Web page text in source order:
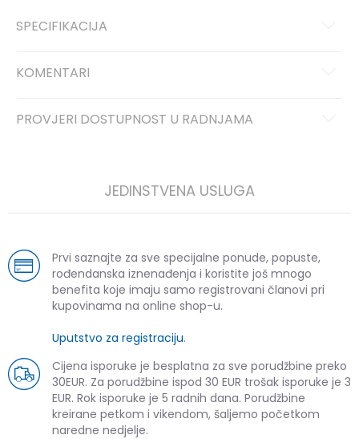
SPECIFIKACIJA
KOMENTARI
PROVJERI DOSTUPNOST U RADNJAMA
JEDINSTVENA USLUGA
Prvi saznajte za sve specijalne ponude, popuste,
rođendanska iznenađenja i koristite još mnogo
benefita koje imaju samo registrovani članovi pri
kupovinama na online shop-u.
Uputstvo za registraciju.
Cijena isporuke je besplatna za sve porudžbine preko
30EUR. Za porudžbine ispod 30 EUR trošak isporuke je 3
EUR. Rok isporuke je 5 radnih dana. Porudžbine
kreirane petkom i vikendom, šaljemo početkom
naredne nedjelje.